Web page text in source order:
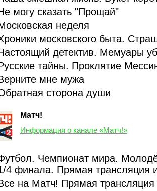
могу сказать "Прощай"
неделя
московского быта.
детектив. Мемуары
тайны. Проклятие
мне мужа
сторона души
Матч!
Информация о канале «Матч!»
Чемпионат мира.
4 финала. Прямая трансляция
на Матч! Прямая трансляция